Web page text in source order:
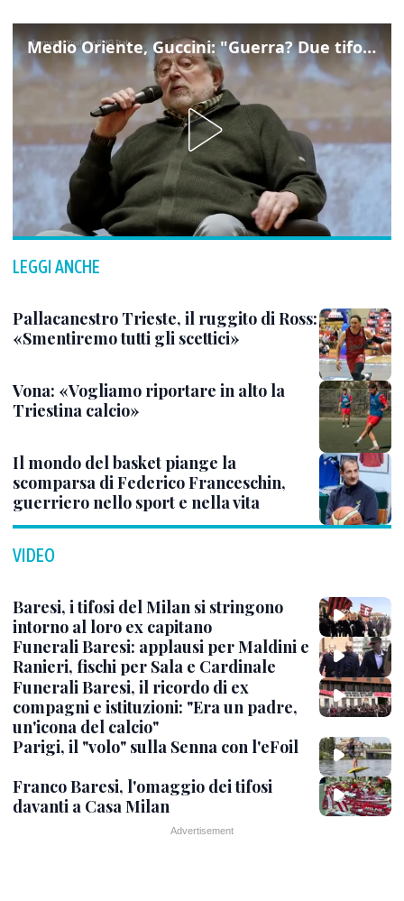
Medio Oriente, Guccini: "Guerra? Due tifoserie che si urlano contro e dimenticano vittime"
LEGGI ANCHE
Pallacanestro Trieste, il ruggito di Ross:
«Smentiremo tutti gli scettici»
Vona: «Vogliamo riportare in alto la
Triestina calcio»
Il mondo del basket piange la
scomparsa di Federico Franceschin,
guerriero nello sport e nella vita
VIDEO
Baresi, i tifosi del Milan si stringono
intorno al loro ex capitano
Funerali Baresi: applausi per Maldini e
Ranieri, fischi per Sala e Cardinale
Funerali Baresi, il ricordo di ex
compagni e istituzioni: "Era un padre,
un'icona del calcio"
Parigi, il "volo" sulla Senna con l'eFoil
Franco Baresi, l'omaggio dei tifosi
davanti a Casa Milan